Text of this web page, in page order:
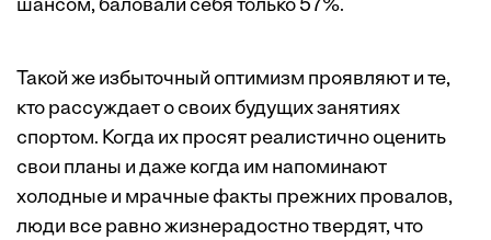
шансом, баловали себя только 57%.
Такой же избыточный оптимизм проявляют и те,
кто рассуждает о своих будущих занятиях
спортом. Когда их просят реалистично оценить
свои планы и даже когда им напоминают
холодные и мрачные факты прежних провалов,
люди все равно жизнерадостно твердят, что